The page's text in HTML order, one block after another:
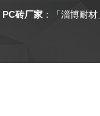
PC砖厂家 ：「淄博耐材